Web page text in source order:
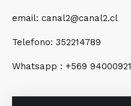
email: canal2@canal2.cl
Telefono: 352214789
Whatsapp : +569 94000921